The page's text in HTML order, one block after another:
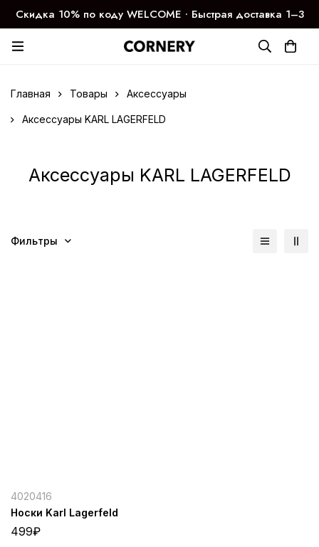
Скидка 10% по коду WELCOME ∙ Быстрая доставка 1–3
дня
Главная Товары Аксессуары
Аксессуары KARL LAGERFELD
Аксессуары KARL LAGERFELD
Фильтры
4020416
Носки Karl Lagerfeld
499₽